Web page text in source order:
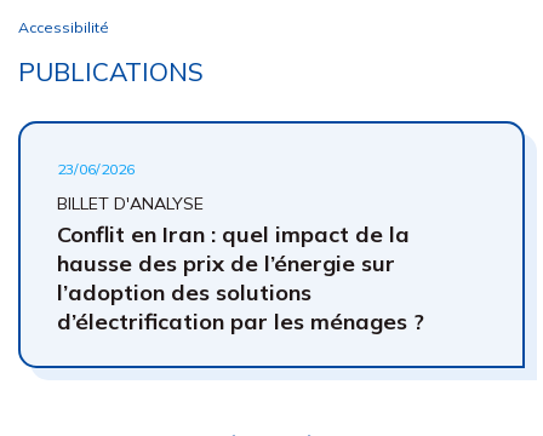
Accessibilité
PUBLICATIONS
23/06/2026
BILLET D'ANALYSE
Conflit en Iran : quel impact de la
hausse des prix de l’énergie sur
l’adoption des solutions
d’électrification par les ménages ?